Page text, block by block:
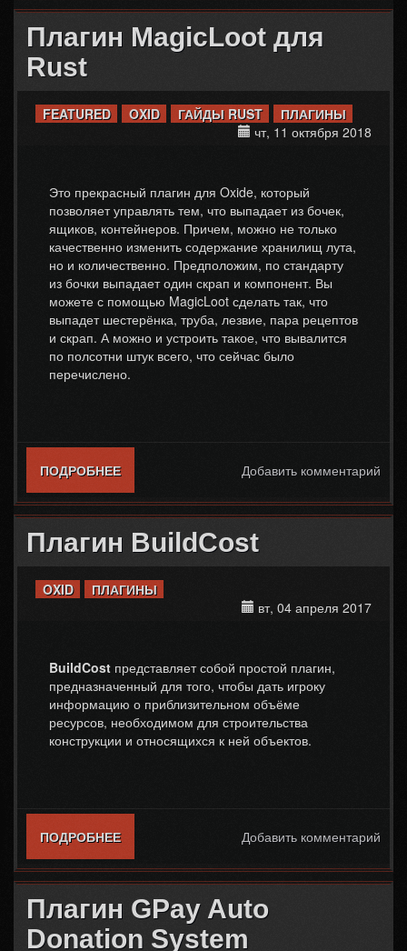
Плагин MagicLoot для
Rust
FEATURED OXID ГАЙДЫ RUST
ПЛАГИНЫ
чт, 11 октября 2018
Это прекрасный плагин для Oxide, который
позволяет управлять тем, что выпадает из бочек,
ящиков, контейнеров. Причем, можно не только
качественно изменить содержание хранилищ лута,
но и количественно. Предположим, по стандарту
из бочки выпадает один скрап и компонент. Вы
можете с помощью MagicLoot сделать так, что
выпадет шестерёнка, труба, лезвие, пара рецептов
и скрап. А можно и устроить такое, что вывалится
по полсотни штук всего, что сейчас было
перечислено.
ПОДРОБНЕЕО ПЛАГИН MAGICLOOT ДЛЯ RUST
Добавить комментарий
Плагин BuildCost
OXID
ПЛАГИНЫ
вт, 04 апреля 2017
BuildCost представляет собой простой плагин,
предназначенный для того, чтобы дать игроку
информацию о приблизительном объёме
ресурсов, необходимом для строительства
конструкции и относящихся к ней объектов.
ПОДРОБНЕЕО ПЛАГИН BUILDCOSTДобавить комментарий
Плагин GPay Auto
Donation System